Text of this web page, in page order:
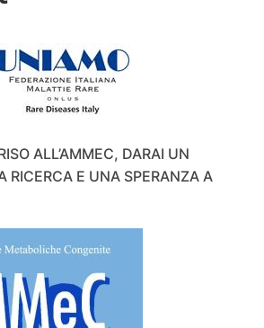
ALL’AMMEC, DARAI UN
RICERCA E UNA SPERANZA A